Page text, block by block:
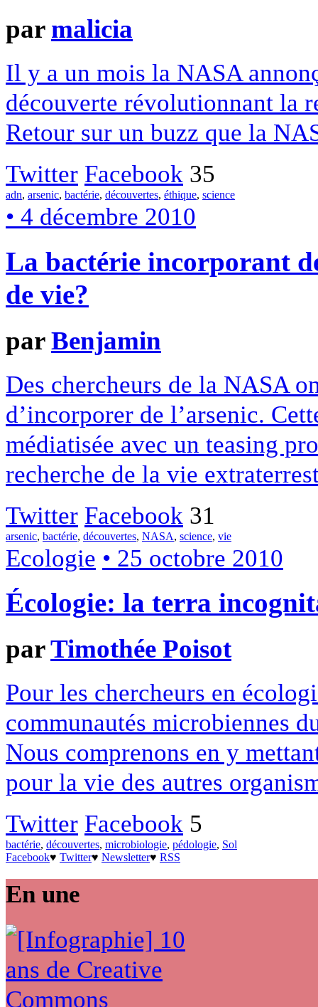
par malicia
Il y a un mois la NASA
découverte révolutionnant la
Retour sur un buzz que la
Twitter Facebook 35
adn, arsenic, bactérie, découvertes, éthique, science
• 4 décembre 2010
La bactérie incorporant
de vie?
parBenjamin
Des chercheurs de la NASA
d’incorporer de l’arsenic.
médiatisée avec un teasing
recherche de la vie
Twitter Facebook 31
arsenic, bactérie, découvertes, NASA, science, vie
Ecologie • 25 octobre 2010
Écologie: la terra
parTimothée Poisot
Pour les chercheurs en
communautés microbiennes
Nous comprenons en y
pour la vie des autres
Twitter Facebook 5
bactérie, découvertes, microbiologie, pédologie, Sol
Facebook♥ Twitter♥ Newsletter♥ RSS
En une